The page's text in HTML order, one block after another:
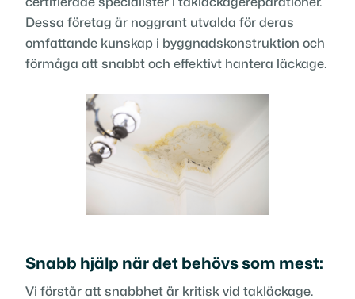
Dessa företag är noggrant utvalda för deras
omfattande kunskap i byggnadskonstruktion och
förmåga att snabbt och effektivt hantera läckage.
Snabb hjälp när det behövs som mest:
Vi förstår att snabbhet är kritisk vid takläckage.